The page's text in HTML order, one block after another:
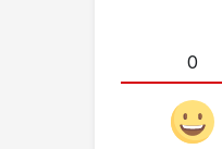
0